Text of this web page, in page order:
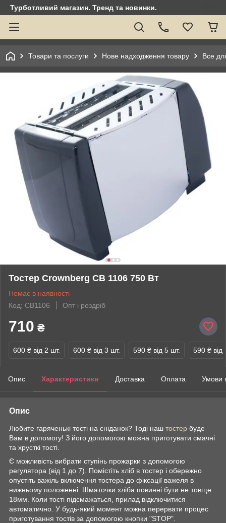
Турботливий магазин. Тренд та новинки.
Товари та послуги Нове надходження товару Все
Тостер Crownberg CB 1106 750 Вт
Немає в наявності
Код: CB1106
Опт і роздріб
710 ₴
600 ₴ від 2 шт. 600 ₴ від 3 шт. 590 ₴ від 5 шт. 590 ₴ від
Опис Характеристики Доставка Оплата Умови
Опис
Любите гаряченькі тості на сніданок? Тоді наш тостер буде
Вам в допомогу! З його допомогою можна приготувати смачні
та хрусткі тості.
Є можливість вибрати ступінь прожарки з допомогою
регулятора (від 1 до 7). Помістіть хліб в тостер і обережно
опустіть важіль включення тостера до фіксації важеля в
нижньому положенні. Шматочки хліба повинні бути не товще
18мм. Коли тості підсмажаться, прилад відключитися
автоматично. У будь-який момент можна перервати процес
приготування тостів за допомогою кнопки "STOP".